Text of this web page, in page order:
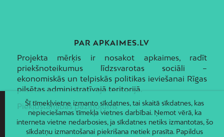
PAR APKAIMES.LV
Projekta mērķis ir nosakot apkaimes, radīt
priekšnoteikumus līdzsvarotas sociāli –
ekonomiskās un telpiskās politikas ieviešanai Rīgas
pilsētas administratīvajā teritorijā.
Piekļūstamības paziņojums
Šī tīmekļvietne izmanto sīkdatnes, tai skaitā sīkdatnes, kas
nepieciešamas tīmekļa vietnes darbībai. Ņemot vērā, ka
interneta vietne nedarbosies, ja sīkdatnes netiks izmantotas, šo
sīkdatņu izmantošanai piekrišana netiek prasīta. Papildus